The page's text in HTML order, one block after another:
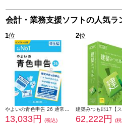
会計・業務支援ソフトの人気ラ
1位
やよいの青色申告 26 通常版
13,033円
(税込)
2位
62,222円
(